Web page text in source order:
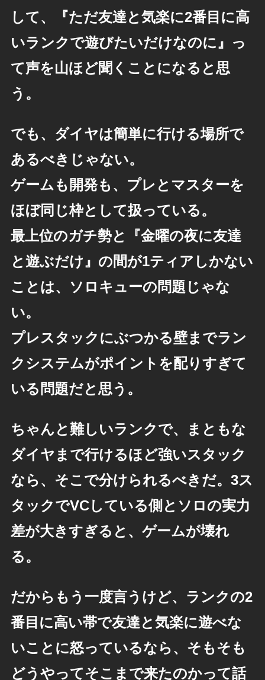
して、『ただ友達と気楽に2番目に高
いランクで遊びたいだけなのに』っ
て声を山ほど聞くことになると思
う。
でも、ダイヤは簡単に行ける場所で
あるべきじゃない。
ゲームも開発も、プレとマスターを
ほぼ同じ枠として扱っている。
最上位のガチ勢と『金曜の夜に友達
と遊ぶだけ』の間が1ティアしかない
ことは、ソロキューの問題じゃな
い。
プレスタックにぶつかる壁までラン
クシステムがポイントを配りすぎて
いる問題だと思う。
ちゃんと難しいランクで、まともな
ダイヤまで行けるほど強いスタック
なら、そこで分けられるべきだ。3ス
タックでVCしている側とソロの実力
差が大きすぎると、ゲームが壊れ
る。
だからもう一度言うけど、ランクの2
番目に高い帯で友達と気楽に遊べな
いことに怒っているなら、そもそも
どうやってそこまで来たのかって話